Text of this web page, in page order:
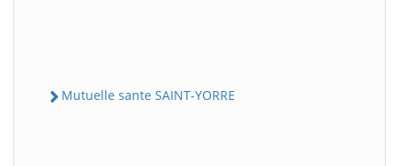
Mutuelle sante SAINT-YORRE